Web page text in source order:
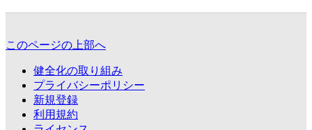
このページの上部へ
健全化の取り組み
プライバシーポリシー
新規登録
利用規約